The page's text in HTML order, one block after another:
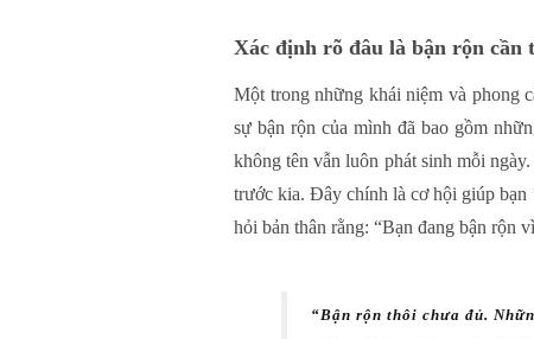
Xác định rõ đâu là bận rộn cần
Một trong những khái niệm và phong
sự bận rộn của mình đã bao gồm
không tên vẫn luôn phát sinh mỗi
trước kia. Đây chính là cơ hội giúp bạn
hỏi bản thân rằng: “Bạn đang bận rộn
“Bận rộn thôi chưa đủ.